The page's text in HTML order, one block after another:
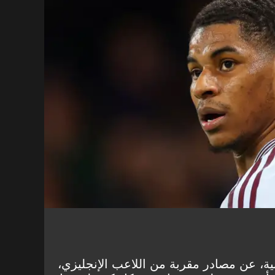
عن مصادر مقربة من اللاعب الإنجليزي،